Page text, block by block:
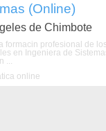
(Online)
de Chimbote
formacin profesional de
en Ingeniera de
...
online